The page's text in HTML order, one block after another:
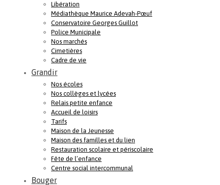
Libération
Médiathèque Maurice Adevah-Pœuf
Conservatoire Georges Guillot
Police Municipale
Nos marchés
Cimetières
Cadre de vie
Grandir
Nos écoles
Nos collèges et lycées
Relais petite enfance
Accueil de loisirs
Tarifs
Maison de la Jeunesse
Maison des familles et du lien
Restauration scolaire et périscolaire
Fête de l’enfance
Centre social intercommunal
Bouger